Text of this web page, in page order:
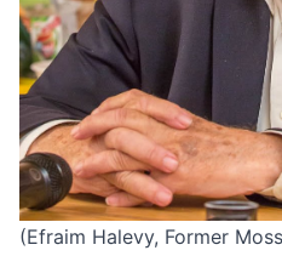
(Efraim Halevy, Former